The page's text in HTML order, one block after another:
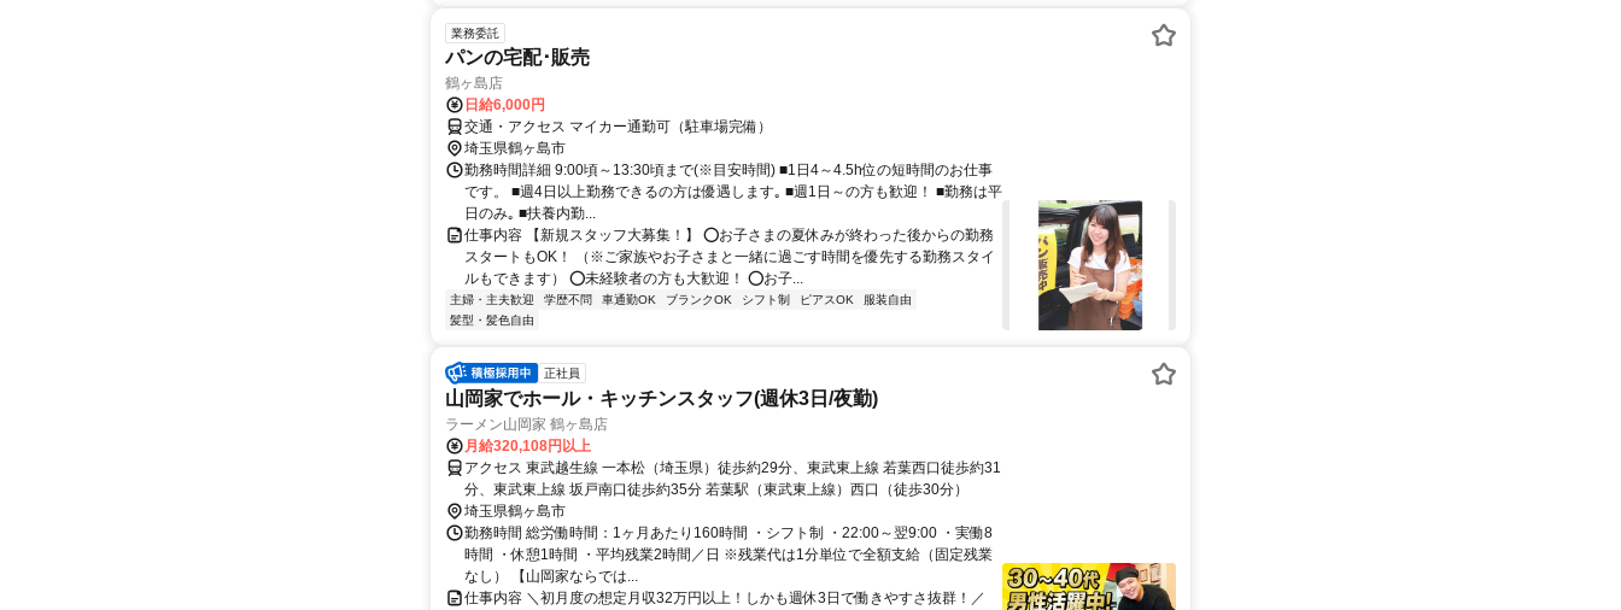
業務委託
パンの宅配･販売
鶴ヶ島店
日給6,000円
交通・アクセス マイカー通勤可（駐車場完備）
埼玉県鶴ヶ島市
勤務時間詳細 9:00頃～13:30頃まで(※目安時間) ■1日4～4.5h位の短時間のお仕事
です。 ■週4日以上勤務できるの方は優遇します｡ ■週1日～の方も歓迎！ ■勤務は平
日のみ｡ ■扶養内勤...
仕事内容 【新規スタッフ大募集！】 ⭕お子さまの夏休みが終わった後からの勤務
スタートもOK！ （※ご家族やお子さまと一緒に過ごす時間を優先する勤務スタイ
ルもできます） ⭕未経験者の方も大歓迎！ ⭕お子...
主婦・主夫歓迎 学歴不問 車通勤OK ブランクOK シフト制 ピアスOK
服装自由
髪型・髪色自由
正社員
山岡家でホール・キッチンスタッフ(週休3日/夜勤)
ラーメン山岡家 鶴ヶ島店
月給320,108円以上
アクセス 東武越生線 一本松（埼玉県）徒歩約29分、東武東上線 若葉西口徒歩約31
分、東武東上線 坂戸南口徒歩約35分 若葉駅（東武東上線）西口（徒歩30分）
埼玉県鶴ヶ島市
勤務時間 総労働時間：1ヶ月あたり160時間 ・シフト制 ・22:00～翌9:00 ・実働8
時間 ・休憩1時間 ・平均残業2時間／日 ※残業代は1分単位で全額支給（固定残業
なし） 【山岡家ならでは...
仕事内容 ＼初月度の想定月収32万円以上！しかも週休3日で働きやすさ抜群！／